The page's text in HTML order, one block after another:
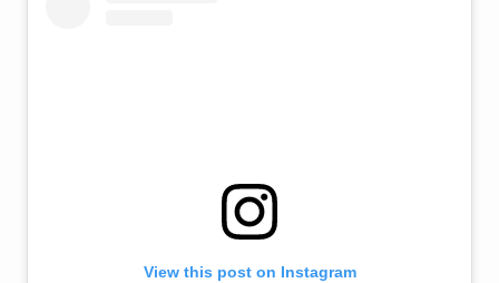
View this post on Instagram